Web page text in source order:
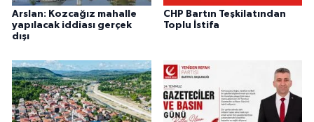
Arslan: Kozcağız mahalle
yapılacak iddiası gerçek
dışı
CHP Bartın Teşkilatından
Toplu İstifa